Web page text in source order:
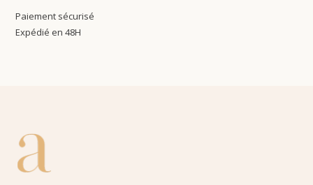
Paiement sécurisé
Expédié en 48H